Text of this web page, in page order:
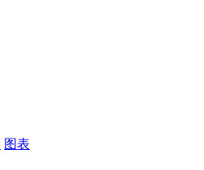
图表